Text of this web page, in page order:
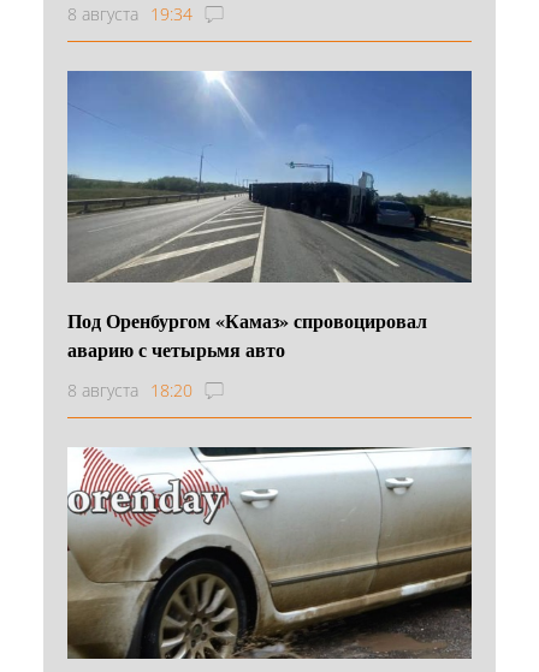
8 августа 19:34
Под Оренбургом «Камаз» спровоцировал
аварию с четырьмя авто
8 августа 18:20